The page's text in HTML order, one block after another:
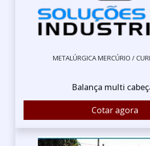
METALÚRGICA MERCÚRIO /
Balança multi
Cotar agora